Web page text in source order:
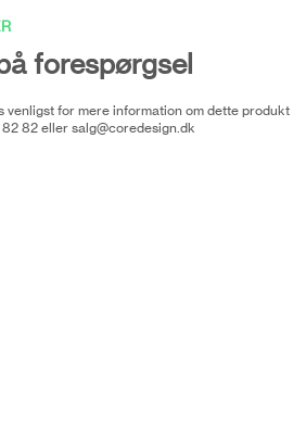
forespørgsel
venligst for mere information om dette produkt
82 82 eller salg@coredesign.dk